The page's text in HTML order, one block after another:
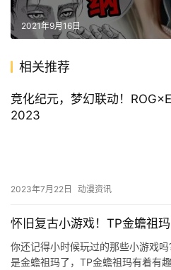
2021年9月16日
相关推荐
竞化纪元，梦幻联动！
2023
2023年7月22日 动漫资讯
怀旧复古小游戏！TP金蟾祖
你还记得小时候玩过的那些小游戏
是金蟾祖玛了，TP金蟾祖玛有着有